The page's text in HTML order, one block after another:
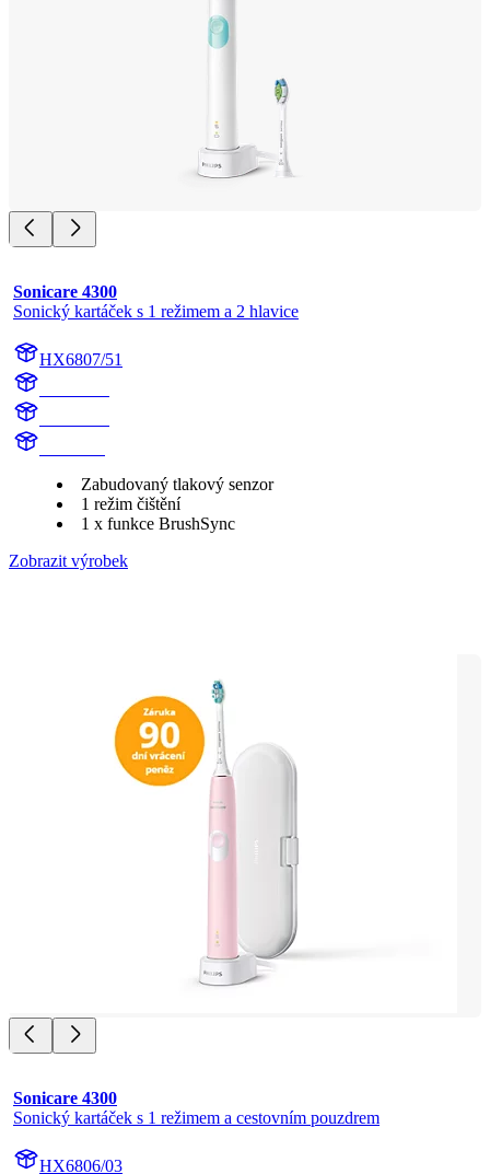
Sonicare 4300
Sonický kartáček s 1 režimem a 2 hlavice
HX6807/51
Zabudovaný tlakový senzor
1 režim čištění
1 x funkce BrushSync
Zobrazit výrobek
Sonicare 4300
Sonický kartáček s 1 režimem a cestovním pouzdrem
HX6806/03